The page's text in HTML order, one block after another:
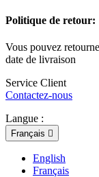
Politique de retour:
Vous pouvez
date de livraison
Service Client
Contactez-nous
Langue :
Français 
English
Français